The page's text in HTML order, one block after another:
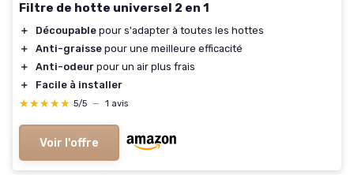
Filtre de hotte universel 2 en 1
＋ Découpable pour s'adapter à toutes les hottes
＋
Anti-graisse pour une meilleure efficacité
＋
Anti-odeur pour un air plus frais
＋
Facile à installer
★★★★★
★★★★★ 5/5 — 1 avis
Voir l'offre